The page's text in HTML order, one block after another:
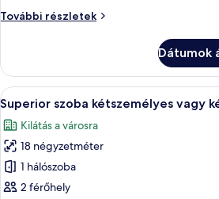
kétszemélyes
külön
ággyal
További részletek
Basic
két
külön
ággyal
további
részletei
Dátumok
A
következő
szoba
összes
képének
megtekintése:
Egy
8
Superior szoba kétszemélyes vagy
Kilátás a városra
18 négyzetméter
1 hálószoba
2 férőhely